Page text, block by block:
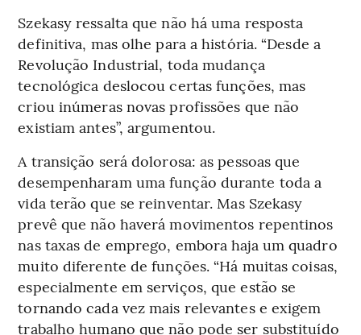
Szekasy ressalta que não há uma resposta
definitiva, mas olhe para a história. “Desde a
Revolução Industrial, toda mudança
tecnológica deslocou certas funções, mas
criou inúmeras novas profissões que não
existiam antes”, argumentou.
A transição será dolorosa: as pessoas que
desempenharam uma função durante toda a
vida terão que se reinventar. Mas Szekasy
prevê que não haverá movimentos repentinos
nas taxas de emprego, embora haja um quadro
muito diferente de funções. “Há muitas coisas,
especialmente em serviços, que estão se
tornando cada vez mais relevantes e exigem
trabalho humano que não pode ser substituído